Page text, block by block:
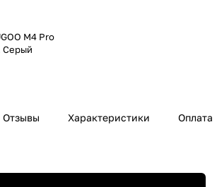
M4 Pro
Серый
Отзывы Характеристики Оплата